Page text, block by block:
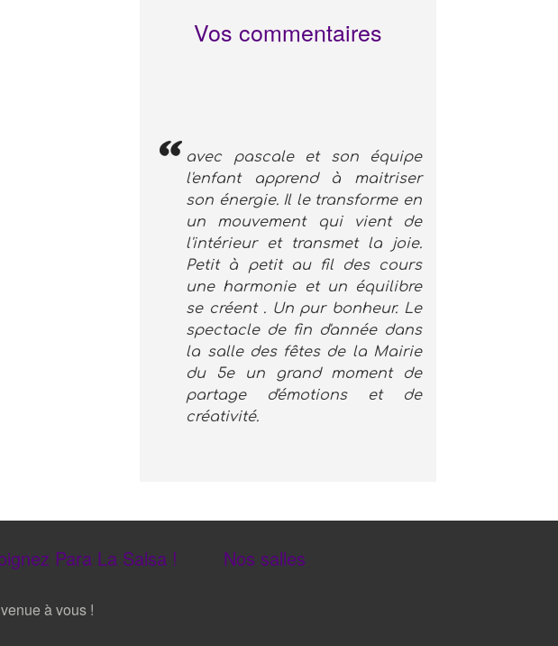
Vos commentaires
avec pascale et son équipe
l'enfant apprend à maitriser
son énergie. Il le transforme en
un mouvement qui vient de
l'intérieur et transmet la joie.
Petit à petit au fil des cours
une harmonie et un équilibre
se créent . Un pur bonheur. Le
spectacle de fin d'année dans
la salle des fêtes de la Mairie
du 5e un grand moment de
partage d'émotions et de
créativité.
Para La Salsa !
à vous !
Nos salles